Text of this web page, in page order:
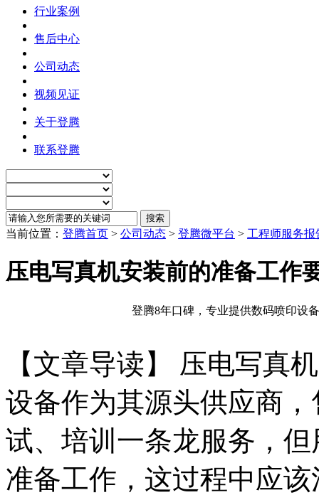
行业案例
售后中心
公司动态
视频见证
关于登腾
联系登腾
当前位置： 登腾首页 > 公司动态 > 登腾微平台 > 工程师服务报
压电写真机安装前的准备工作
登腾8年口碑，专业提供数码喷印设
【文章导读】 压电写真
设备作为其源头供应商
试、培训一条龙服务，
准备工作，这过程中应